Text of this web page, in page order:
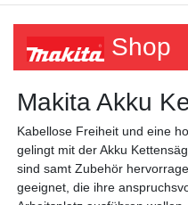
Shop
Makita Akku
Kabellose Freiheit und eine
gelingt mit der Akku
sind samt Zubehör
geeignet, die ihre